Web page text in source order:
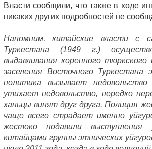
Власти сообщили, что также в ходе
никаких других подробностей не
Напомним, китайские власти с
Туркестана (1949 г.)
выдавливания коренного
заселения Восточного
политика вызывает
утихает недовольство, нередко
ханьцы винят друг друга. Полиция
чаще всего страдает именно
жестоко подавили выступления
китайцами группы этнических